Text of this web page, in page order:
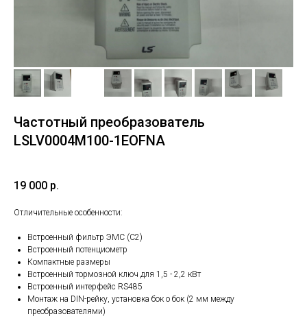
Частотный преобразователь
LSLV0004M100-1EOFNA
19 000 р.
Отличительные особенности:
Встроенный фильтр ЭМС (C2)
Встроенный потенциометр
Компактные размеры
Встроенный тормозной ключ для 1,5 - 2,2 кВт
Встроенный интерфейс RS485
Монтаж на DIN-рейку, установка бок о бок (2 мм между
преобразователями)